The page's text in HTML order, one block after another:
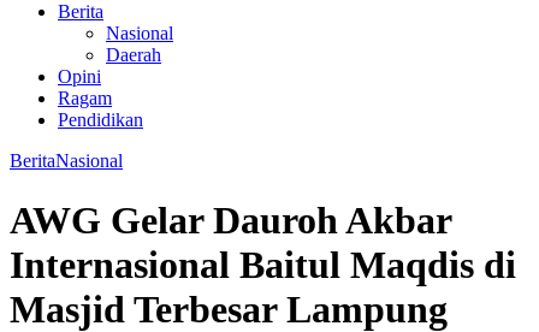
Berita
Nasional
Daerah
Opini
Ragam
Pendidikan
BeritaNasional
AWG Gelar Dauroh Akbar
Internasional Baitul Maqdis di
Masjid Terbesar Lampung